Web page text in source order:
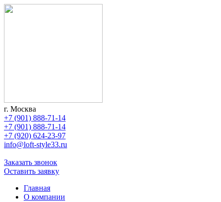
г. Москва
+7 (901) 888-71-14
+7 (901) 888-71-14
+7 (920) 624-23-97
info@loft-style33.ru
Заказать звонок
Оставить заявку
Главная
О компании